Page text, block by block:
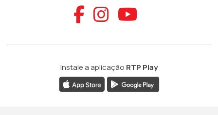
Aceder ao
Aceder ao
Aceder
Instale a aplicação RTP Play